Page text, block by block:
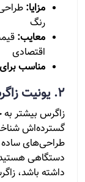
مزایا:
رنگ
معایب:
اقتصادی
مناسب
2. یونیت زاگرس
زاگرس بیشتر
گسترده‌اش
طراحی‌های ساده
دستگاهی
داشته باشد،